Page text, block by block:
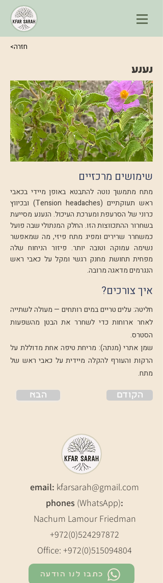
<חזרה
נענע
שימושים מרכזיים
מתח מתמשך נוטה להתבטא באופן מיידי בכאבי
ראש תעוקתיים (Tension headaches) ובכיווץ
כרוני של הסרעפת ומערכת העיכול. הנענע מסייעת
בשחרור ההתכווצות הזו. החלק המנתולי שבה פועל
כמשחרר שרירים ומפיג מתח פיזי, מה שמאפשר
נשימה עמוקה וטובה יותר. פיזור הניחוח שלה
מפחית תחושת מחנק רגשי ומקל על כאבי ראש
הנגרמים מדאגה מרובה.
איך צורכים?
חליטה: עלים טריים במים רותחים — מעולה לשתייה
לאחר ארוחות כדי לשחרר את הבטן מהשפעות
הסטרס.
שמן אתרי (מנתה): מריחת טיפה אחת מדוללת על
הרקות והעורף להקלה מיידית על כאבי ראש של
מתח.
הבא הקודם
email: kfarsarah@gmail.com
phones (WhatsApp):
Nachum Lamour Friedman
+972(0)524297872
Office: +972(0)515094804
כתבו לנו הודעה